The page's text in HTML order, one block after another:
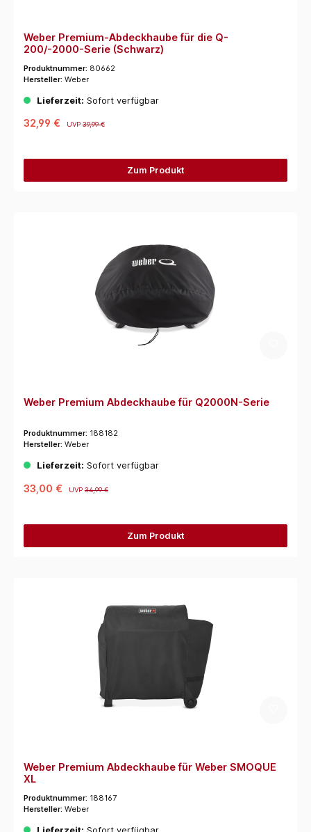
Weber Premium-Abdeckhaube für die Q-
200/-2000-Serie (Schwarz)
Produktnummer: 80662
Hersteller: Weber
Lieferzeit: Sofort verfügbar
32,99 € UVP39,99 €
Zum Produkt
Weber Premium Abdeckhaube für Q2000N-Serie
Produktnummer: 188182
Hersteller: Weber
Lieferzeit: Sofort verfügbar
33,00 € UVP34,99 €
Zum Produkt
Weber Premium Abdeckhaube für Weber SMOQUE
XL
Produktnummer: 188167
Hersteller: Weber